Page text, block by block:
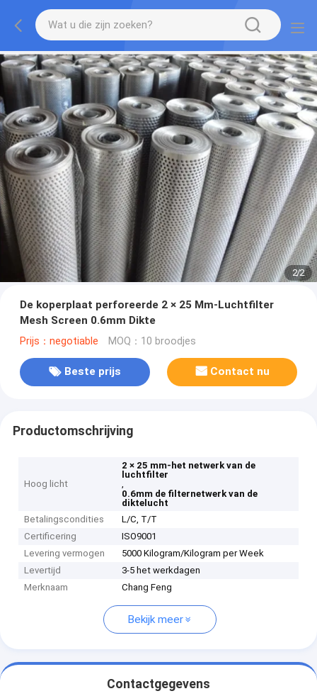
2/2
De koperplaat perforeerde 2 × 25 Mm-Luchtfilter
Mesh Screen 0.6mm Dikte
Prijs：negotiable MOQ：10 broodjes
Beste prijs Contact nu
Productomschrijving
Hoog licht
2 × 25 mm-het netwerk van de
luchtfilter
,
0.6mm de filternetwerk van de
diktelucht
Betalingscondities
L/C, T/T
Certificering
ISO9001
Levering vermogen
5000 Kilogram/Kilogram per Week
Levertijd
3-5 het werkdagen
Merknaam
Chang Feng
Bekijk meer
Contactgegevens